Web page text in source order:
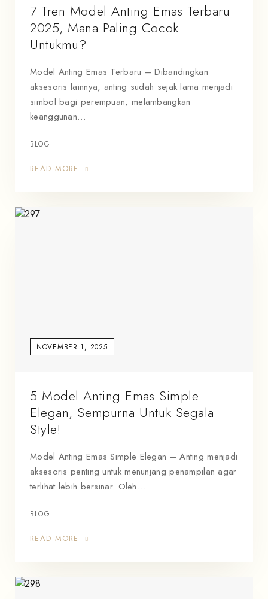
7 Tren Model Anting Emas Terbaru
2025, Mana Paling Cocok
Untukmu?
Model Anting Emas Terbaru – Dibandingkan
aksesoris lainnya, anting sudah sejak lama menjadi
simbol bagi perempuan, melambangkan
keanggunan…
BLOG
READ MORE
NOVEMBER 1, 2025
5 Model Anting Emas Simple
Elegan, Sempurna Untuk Segala
Style!
Model Anting Emas Simple Elegan – Anting menjadi
aksesoris penting untuk menunjang penampilan agar
terlihat lebih bersinar. Oleh…
BLOG
READ MORE